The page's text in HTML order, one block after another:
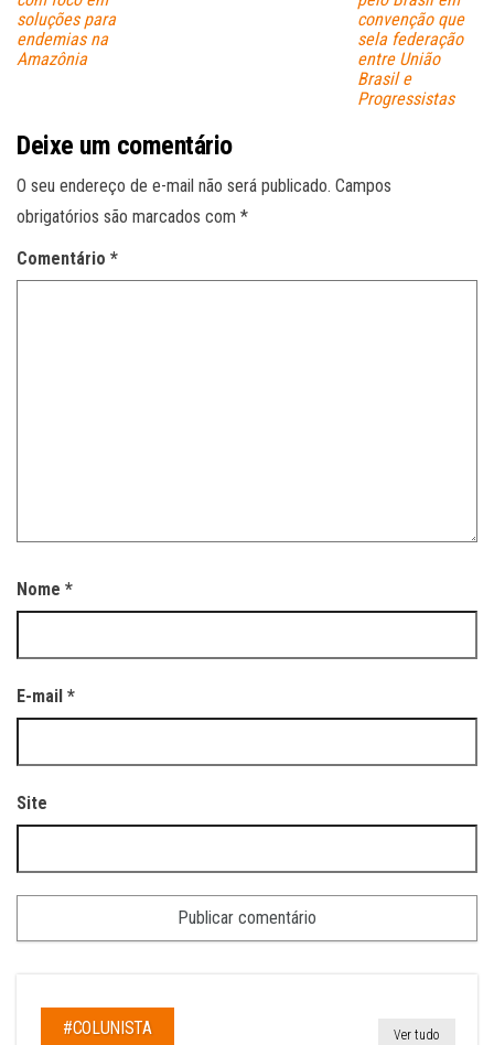
soluções para
endemias na
Amazônia
convenção que
sela federação
entre União
Brasil e
Progressistas
Deixe um comentário
O seu endereço de e-mail não será publicado. Campos
obrigatórios são marcados com *
Comentário *
Nome *
E-mail *
Site
#COLUNISTA Ver tudo